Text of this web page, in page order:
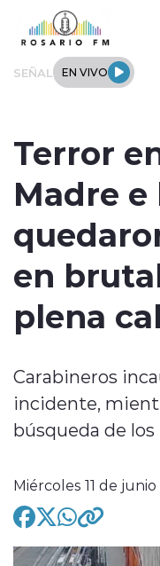
Click acá para ir
SEÑAL EN VIVO
Tendencias
Internacional
Entrevistas
Terror
Madre e
en
plena
Carabineros
incidente,
búsqueda de los
Miércoles 11 de